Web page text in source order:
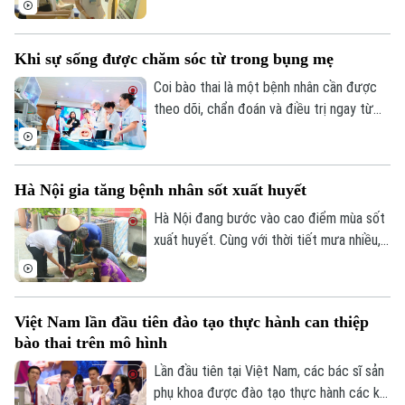
Theo dõi Hà Nội On
dụng
ngày 15 tháng 10 năm 2026, mỗi người
dân trên địa bàn thành phố đều có một
Sổ sức khỏe điện tử.
Khi sự sống được chăm sóc từ trong bụng mẹ
Coi bào thai là một bệnh nhân cần được
theo dõi, chẩn đoán và điều trị ngay từ
mạnh tại Hội thảo quốc tế "Y học bào
thai: Từ chẩn đoán trước sinh đến điều trị
can thiệp bào thai đa chuyên ngành", diễn
Hà Nội gia tăng bệnh nhân sốt xuất huyết
Hà Nội đang bước vào cao điểm mùa sốt
xuất huyết. Cùng với thời tiết mưa nhiều,
đồng không chủ động thực hiện các biện
pháp phòng, chống.
Việt Nam lần đầu tiên đào tạo thực hành can thiệp
bào thai trên mô hình
Lần đầu tiên tại Việt Nam, các bác sĩ sản
phụ khoa được đào tạo thực hành các kỹ